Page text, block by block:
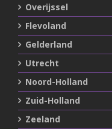
Overijssel
Flevoland
Gelderland
Utrecht
Noord-Holland
Zuid-Holland
Zeeland